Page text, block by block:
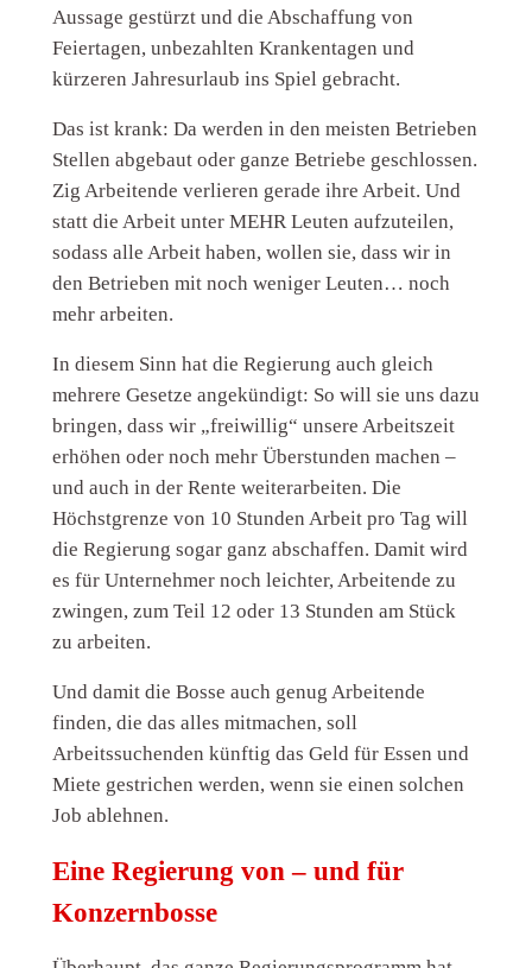
Aussage gestürzt und die Abschaffung von
Feiertagen, unbezahlten Krankentagen und
kürzeren Jahresurlaub ins Spiel gebracht.
Das ist krank: Da werden in den meisten Betrieben
Stellen abgebaut oder ganze Betriebe geschlossen.
Zig Arbeitende verlieren gerade ihre Arbeit. Und
statt die Arbeit unter MEHR Leuten aufzuteilen,
sodass alle Arbeit haben, wollen sie, dass wir in
den Betrieben mit noch weniger Leuten… noch
mehr arbeiten.
In diesem Sinn hat die Regierung auch gleich
mehrere Gesetze angekündigt: So will sie uns dazu
bringen, dass wir „freiwillig“ unsere Arbeitszeit
erhöhen oder noch mehr Überstunden machen –
und auch in der Rente weiterarbeiten. Die
Höchstgrenze von 10 Stunden Arbeit pro Tag will
die Regierung sogar ganz abschaffen. Damit wird
es für Unternehmer noch leichter, Arbeitende zu
zwingen, zum Teil 12 oder 13 Stunden am Stück
zu arbeiten.
Und damit die Bosse auch genug Arbeitende
finden, die das alles mitmachen, soll
Arbeitssuchenden künftig das Geld für Essen und
Miete gestrichen werden, wenn sie einen solchen
Job ablehnen.
Eine Regierung von – und für
Konzernbosse